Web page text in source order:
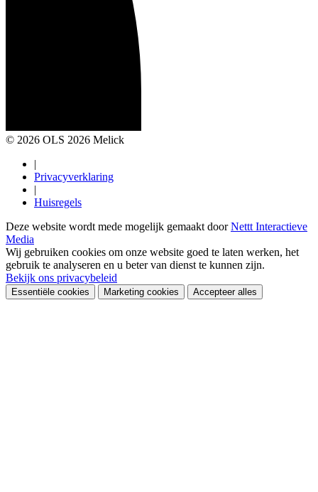
© 2026 OLS 2026 Melick
|
Privacyverklaring
|
Huisregels
Deze website wordt mede mogelijk gemaakt doorNettt Interactieve
Media
Wij gebruiken cookies om onze website goed te laten werken, het
gebruik te analyseren en u beter van dienst te kunnen zijn.
Bekijk ons privacybeleid
Essentiële cookies Marketing cookies Accepteer alles